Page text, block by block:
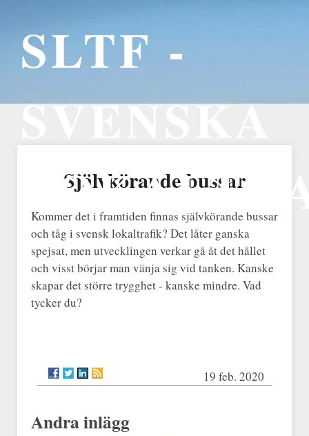
SLTF -
SVENSKA
Självkörande bussar
Kommer det i framtiden finnas självkörande bussar
och tåg i svensk lokaltrafik? Det låter ganska
spejsat, men utvecklingen verkar gå åt det hållet
och visst börjar man vänja sig vid tanken. Kanske
skapar det större trygghet - kanske mindre. Vad
tycker du?
19 feb. 2020
Andra inlägg